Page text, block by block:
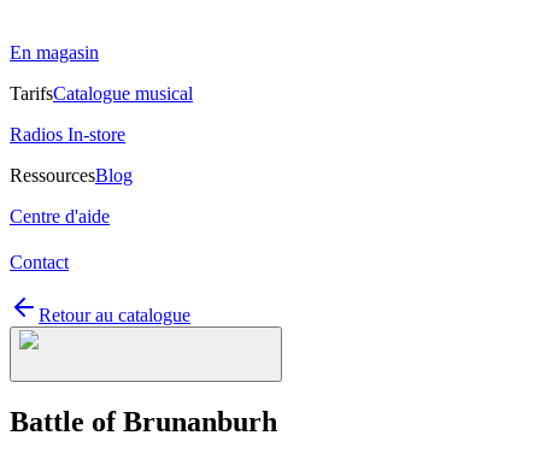
En magasin
TarifsCatalogue musical
Radios In-store
RessourcesBlog
Centre d'aide
Contact
Retour au catalogue
Battle of Brunanburh